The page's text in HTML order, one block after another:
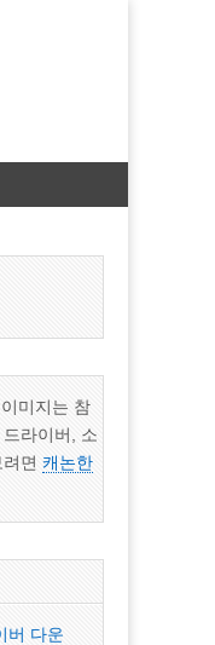
미지는 참
라이버, 소
려면캐논한
버 다운